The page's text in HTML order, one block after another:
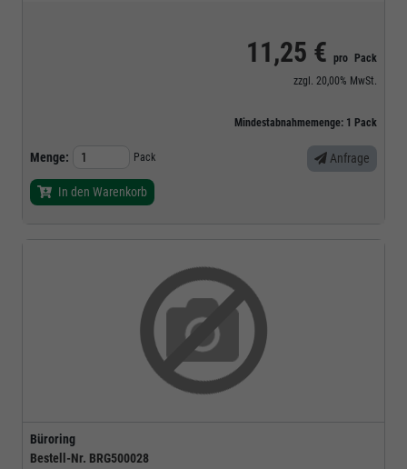
11,25 € pro
Pack
zzgl. 20,00% MwSt.
Mindestabnahmemenge: 1 Pack
Menge: Pack Anfrage
In den Warenkorb
Büroring
Bestell-Nr. BRG500028